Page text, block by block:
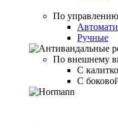
По управлению
Ручные
По внешнему
С
С